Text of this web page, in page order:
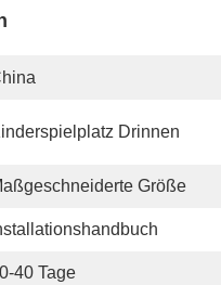
Drinnen
Größe
40 Tage